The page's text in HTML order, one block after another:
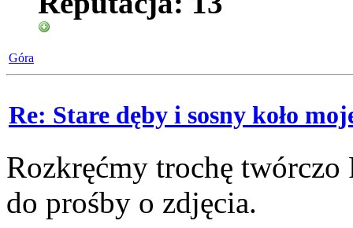
Góra
Re: Stare dęby i sosny koło
Rozkręćmy trochę twórczo
do prośby o zdjęcia.